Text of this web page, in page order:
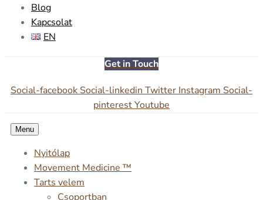
Blog
Kapcsolat
EN
Get in Touch
Social-facebook Social-linkedin Twitter Instagram Social-
pinterestYoutube
Menu
Nyitólap
Movement Medicine ™
Tarts velem
Csoportban